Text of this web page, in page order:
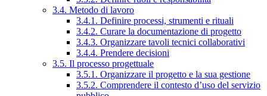
3.4. Metodo di lavoro
3.4.1. Definire processi, strumenti e rituali
3.4.2. Curare la documentazione di progetto
3.4.3. Organizzare tavoli tecnici collaborativi
3.4.4. Prendere decisioni
3.5. Il processo progettuale
3.5.1. Organizzare il progetto e la sua gestione
3.5.2. Comprendere il contesto d’uso del servizio